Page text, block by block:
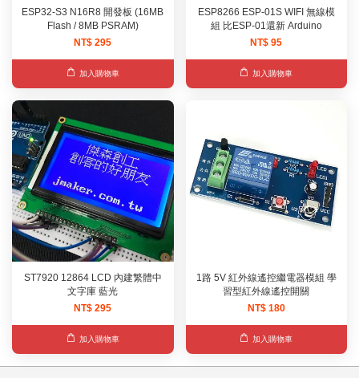
ESP32-S3 N16R8 開發板 (16MB
Flash / 8MB PSRAM)
NT$ 295
加入購物車
ESP8266 ESP-01S WIFI 無線模
組 比ESP-01還新 Arduino
NT$ 95
加入購物車
ST7920 12864 LCD 內建繁體中
文字庫 藍光
NT$ 295
加入購物車
1路 5V 紅外線遙控繼電器模組 學
習型紅外線遙控開關
NT$ 180
加入購物車